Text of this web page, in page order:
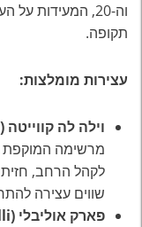
וה-20, המעידות
תקופה.
עצירות מומלצות:
וילה לה קווייטה (Villa La Quiete):
מרשימה המוקפת
לקהל הרחב,
שווים עצירה
פארק אוליבלי (Parco Olivelli):